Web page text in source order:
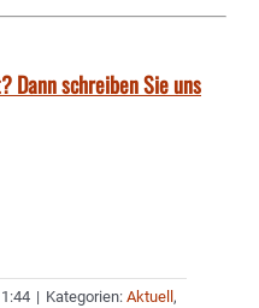
Dann schreiben Sie uns
| Kategorien: Aktuell ,